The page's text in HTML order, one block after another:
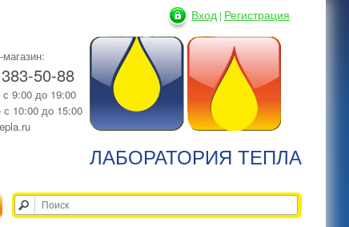
ЛАБОРАТОРИЯ ТЕПЛА
50-88
9:00 до 19:00
10:00 до 15:00
Вход | Регистрация